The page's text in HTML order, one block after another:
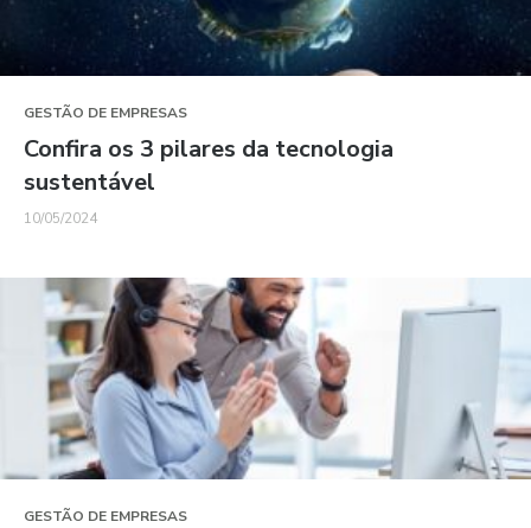
GESTÃO DE EMPRESAS
Confira os 3 pilares da tecnologia
sustentável
10/05/2024
GESTÃO DE EMPRESAS